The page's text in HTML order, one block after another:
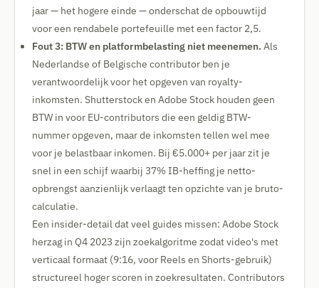
jaar — het hogere einde — onderschat de opbouwtijd
voor een rendabele portefeuille met een factor 2,5.
Fout 3: BTW en platformbelasting niet meenemen.Als
Nederlandse of Belgische contributor ben je
verantwoordelijk voor het opgeven van royalty-
inkomsten. Shutterstock en Adobe Stock houden geen
BTW in voor EU-contributors die een geldig BTW-
nummer opgeven, maar de inkomsten tellen wel mee
voor je belastbaar inkomen. Bij €5.000+ per jaar zit je
snel in een schijf waarbij 37% IB-heffing je netto-
opbrengst aanzienlijk verlaagt ten opzichte van je bruto-
calculatie.
Een insider-detail dat veel guides missen: Adobe Stock
herzag in Q4 2023 zijn zoekalgoritme zodat video's met
verticaal formaat (9:16, voor Reels en Shorts-gebruik)
structureel hoger scoren in zoekresultaten. Contributors